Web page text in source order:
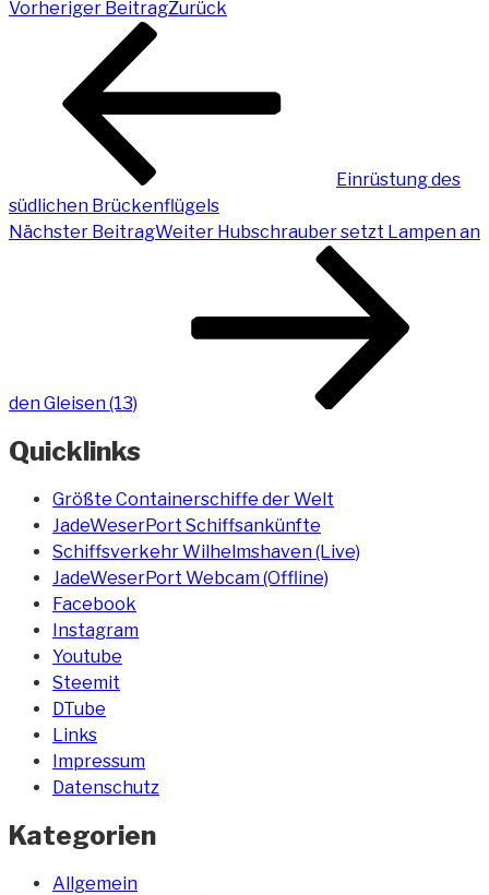
Vorheriger BeitragZurück
Einrüstung des
südlichen Brückenflügels
Nächster BeitragWeiter Hubschrauber setzt Lampen an
den Gleisen (13)
Quicklinks
Größte Containerschiffe der Welt
JadeWeserPort Schiffsankünfte
Schiffsverkehr Wilhelmshaven (Live)
JadeWeserPort Webcam (Offline)
Facebook
Instagram
Youtube
Steemit
DTube
Links
Impressum
Datenschutz
Kategorien
Allgemein